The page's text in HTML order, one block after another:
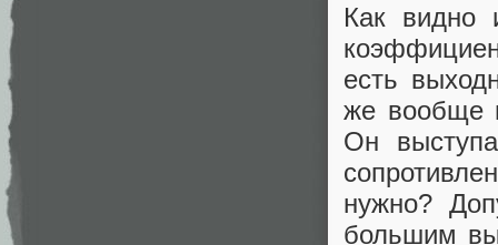
Как видно
есть
же вообще
Он
нужно?
большим